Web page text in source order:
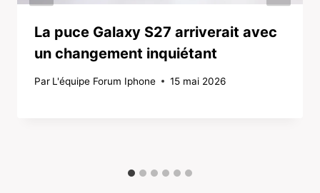
La puce Galaxy S27 arriverait avec
un changement inquiétant
Par L'équipe Forum Iphone 15 mai 2026